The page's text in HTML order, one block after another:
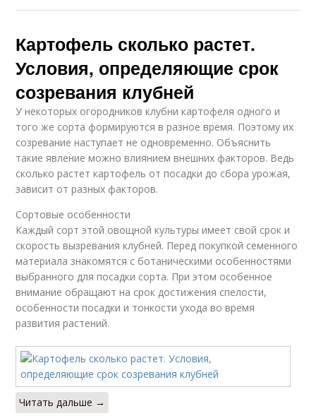
Картофель сколько растет.
Условия, определяющие срок
созревания клубней
У некоторых огородников клубни картофеля одного и
того же сорта формируются в разное время. Поэтому их
созревание наступает не одновременно. Объяснить
такие явление можно влиянием внешних факторов. Ведь
сколько растет картофель от посадки до сбора урожая,
зависит от разных факторов.
Сортовые особенности
Каждый сорт этой овощной культуры имеет свой срок и
скорость вызревания клубней. Перед покупкой семенного
материала знакомятся с ботаническими особенностями
выбранного для посадки сорта. При этом особенное
внимание обращают на срок достижения спелости,
особенности посадки и тонкости ухода во время
развития растений.
Читать дальше →